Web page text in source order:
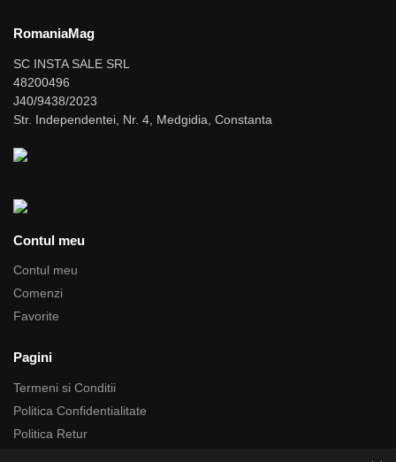
RomaniaMag
SC INSTA SALE SRL
48200496
J40/9438/2023
Str. Independentei, Nr. 4, Medgidia, Constanta
Contul meu
Contul meu
Comenzi
Favorite
Pagini
Termeni si Conditii
Politica Confidentialitate
Politica Retur